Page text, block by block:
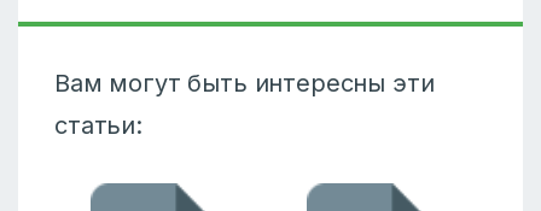
Вам могут быть интересны эти
статьи: